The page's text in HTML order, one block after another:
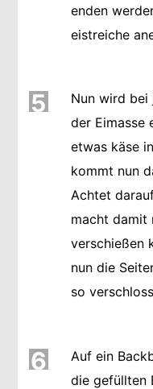
enden
eistreiche
5
Nun wird bei
der Eimasse
etwas käse
kommt nun
Achtet
macht damit
verschießen
nun die
so
6
Auf ein
die gefüllten